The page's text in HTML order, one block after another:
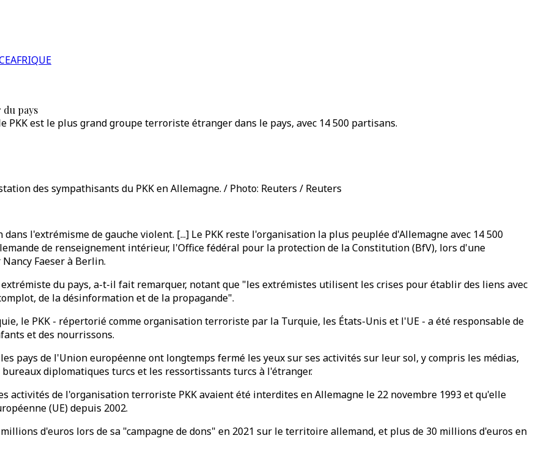
AFRIQUE
pays
PKK est le plus grand groupe terroriste étranger dans le pays, avec 14 500 partisans.
des sympathisants du PKK en Allemagne. / Photo: Reuters / Reuters
l'extrémisme de gauche violent. [...] Le PKK reste l'organisation la plus peuplée d'Allemagne avec 14 500
de renseignement intérieur, l'Office fédéral pour la protection de la Constitution (BfV), lors d'une
Faeser à Berlin.
du pays, a-t-il fait remarquer, notant que "les extrémistes utilisent les crises pour établir des liens avec
de la désinformation et de la propagande".
le PKK - répertorié comme organisation terroriste par la Turquie, les États-Unis et l'UE - a été responsable de
et des nourrissons.
pays de l'Union européenne ont longtemps fermé les yeux sur ses activités sur leur sol, y compris les médias,
diplomatiques turcs et les ressortissants turcs à l'étranger.
de l'organisation terroriste PKK avaient été interdites en Allemagne le 22 novembre 1993 et ​​qu'elle
(UE) depuis 2002.
d'euros lors de sa "campagne de dons" en 2021 sur le territoire allemand, et plus de 30 millions d'euros en